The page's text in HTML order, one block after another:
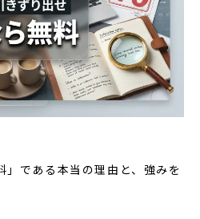
」である本当の理由と、強みを